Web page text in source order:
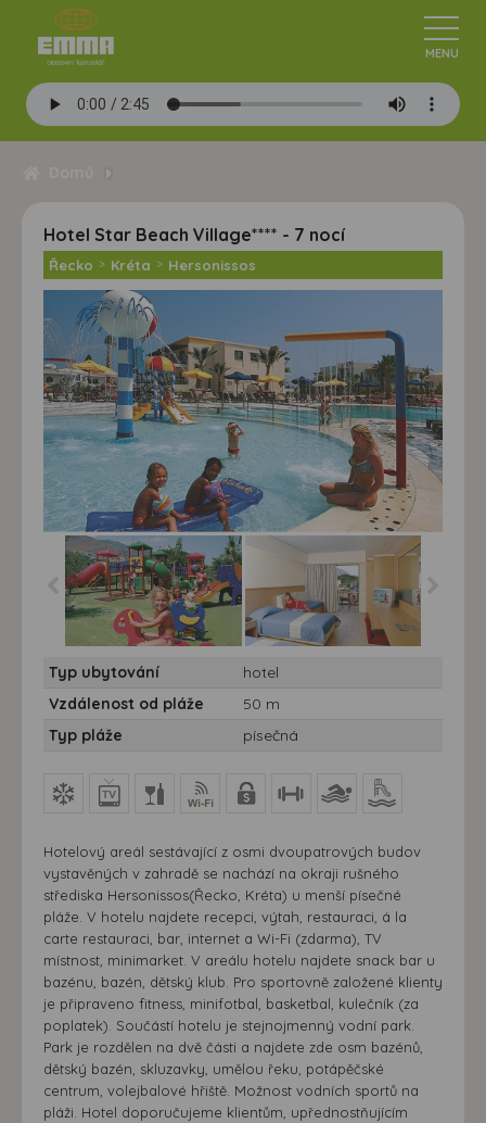
Hotel Star Beach Village**** - 7 nocí
Řecko > Kréta > Hersonissos
Village**** - 7 nocí -
Řecko, Kréta, Hrsonissos
- hotel Star Beach
Village**** - 7 nocí -
Řecko, Kréta, Hrsonissos
- hotel Star Beach
Typ ubytování
hotel
Vzdálenost od pláže
50 m
Typ pláže
písečná
Hotelový areál sestávající z osmi dvoupatrových budov
vystavěných v zahradě se nachází na okraji rušného
střediska Hersonissos(Řecko, Kréta) u menší písečné
pláže. V hotelu najdete recepci, výtah, restauraci, á la
carte restauraci, bar, internet a Wi-Fi (zdarma), TV
místnost, minimarket. V areálu hotelu najdete snack bar u
bazénu, bazén, dětský klub. Pro sportovně založené klienty
je připraveno fitness, minifotbal, basketbal, kulečník (za
poplatek). Součástí hotelu je stejnojmenný vodní park.
Park je rozdělen na dvě části a najdete zde osm bazénů,
dětský bazén, skluzavky, umělou řeku, potápěčské
centrum, volejbalové hřiště. Možnost vodních sportů na
pláži. Hotel doporučujeme klientům, upřednostňujícím